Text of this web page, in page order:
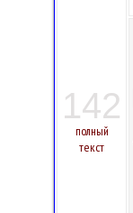
142
полный
текст